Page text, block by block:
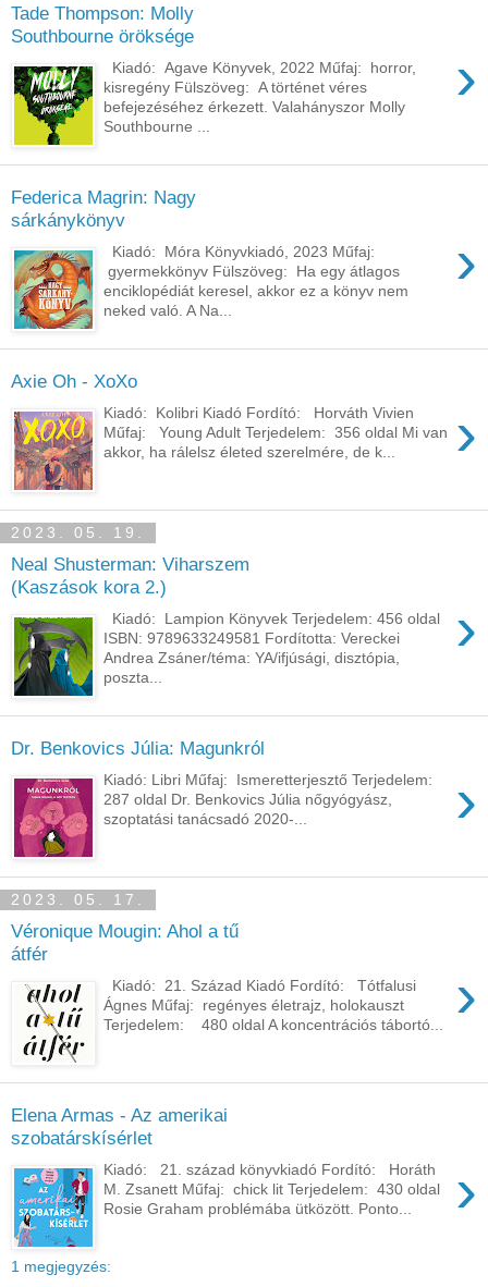
Tade Thompson: Molly ​
Southbourne öröksége
›
Kiadó: Agave Könyvek, 2022 Műfaj: horror,
kisregény Fülszöveg: A történet véres
befejezéséhez érkezett. Valahányszor Molly
Southbourne ...
Federica Magrin: Nagy
sárkánykönyv
›
Kiadó: Móra Könyvkiadó, 2023 Műfaj:
gyermekkönyv Fülszöveg: Ha egy átlagos
enciklopédiát keresel, akkor ez a könyv nem
neked való. A Na...
Axie Oh - XoXo
›
Kiadó: Kolibri Kiadó Fordító: Horváth Vivien
Műfaj: Young Adult Terjedelem: 356 oldal Mi van
akkor, ha rálelsz életed szerelmére, de k...
2023. 05. 19.
Neal Shusterman: Viharszem
(Kaszások kora 2.)
›
Kiadó: Lampion Könyvek Terjedelem: 456 oldal
ISBN: 9789633249581 Fordította: Vereckei
Andrea Zsáner/téma: YA/ifjúsági, disztópia,
poszta...
Dr. Benkovics Júlia: Magunkról
›
Kiadó: Libri Műfaj: Ismeretterjesztő Terjedelem:
287 oldal Dr. ​Benkovics Júlia nőgyógyász,
szoptatási tanácsadó 2020-...
2023. 05. 17.
Véronique Mougin: Ahol ​a tű
átfér
›
Kiadó: 21. Század Kiadó Fordító: Tótfalusi
Ágnes Műfaj: regényes életrajz, holokauszt
Terjedelem: 480 oldal A koncentrációs tábortó...
Elena Armas - Az amerikai
szobatárskísérlet
›
Kiadó: 21. század könyvkiadó Fordító: Horáth
M. Zsanett Műfaj: chick lit Terjedelem: 430 oldal
Rosie Graham problémába ütközött. Ponto...
1 megjegyzés: